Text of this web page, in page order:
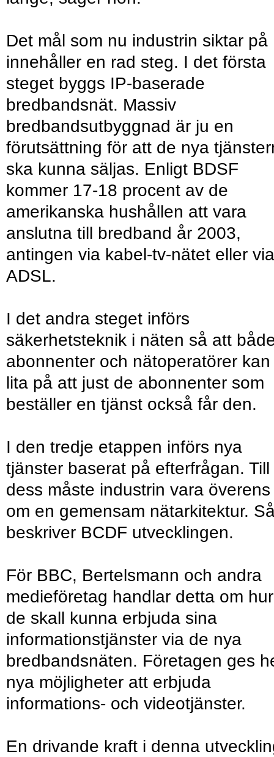
Det mål som nu industrin siktar på
innehåller en rad steg. I det första
steget byggs IP-baserade
bredbandsnät. Massiv
bredbandsutbyggnad är ju en
förutsättning för att de nya
ska kunna säljas. Enligt BDSF
kommer 17-18 procent av de
amerikanska hushållen att vara
anslutna till bredband år 2003,
antingen via kabel-tv-nätet eller via
ADSL.
I det andra steget införs
säkerhetsteknik i näten så att
abonnenter och nätoperatörer kan
lita på att just de abonnenter som
beställer en tjänst också får den.
I den tredje etappen införs nya
tjänster baserat på efterfrågan. Till
dess måste industrin vara överens
om en gemensam nätarkitektur.
beskriver BCDF utvecklingen.
För BBC, Bertelsmann och andra
medieföretag handlar detta om hur
de skall kunna erbjuda sina
informationstjänster via de nya
bredbandsnäten. Företagen ges
nya möjligheter att erbjuda
informations- och videotjänster.
En drivande kraft i denna